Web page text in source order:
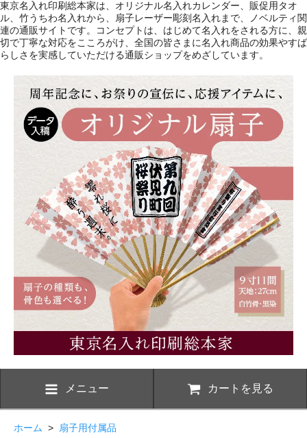
東京名入れ印刷総本家は、オリジナル名入れカレンダー、販促用タオ
ル、竹うちわ名入れから、扇子レーザー彫刻名入れまで、ノベルティ関
連の通販サイトです。コンセプトは、はじめて名入れをされる方に、親
切で丁寧な対応をこころがけ、全国の皆さまに名入れ商品の効果やすば
らしさを実感していただける通販ショップをめざしています。
メニュー カートを見る
ホーム > 扇子用付属品